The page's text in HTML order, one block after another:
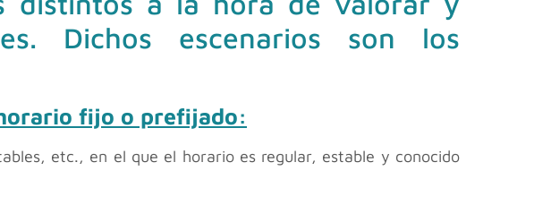
Dichos escenarios son los
fijo o prefijado:
etc., en el que el horario es regular, estable y conocido